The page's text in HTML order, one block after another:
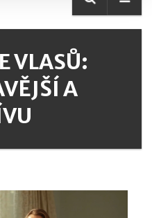
VLASŮ:
A